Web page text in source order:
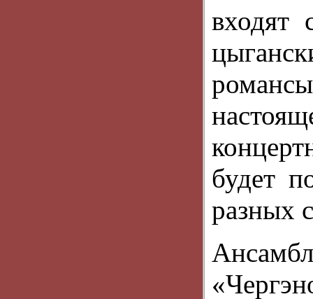
входят
будет
разных